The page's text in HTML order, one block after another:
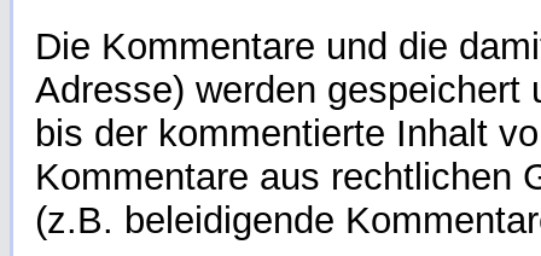
Die Kommentare und die
Adresse) werden gespeichert
bis der kommentierte Inhalt
Kommentare aus rechtlichen
(z.B. beleidigende